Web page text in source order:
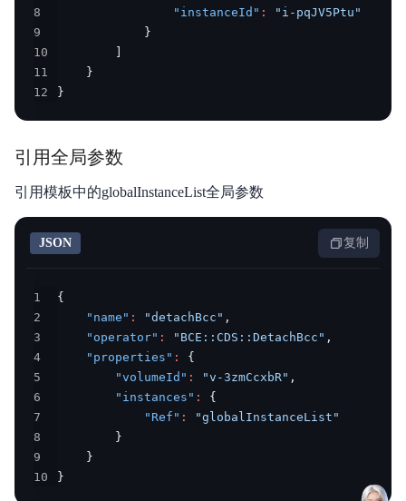
8
"instanceId" :
"i-pqJV5Ptu"
9
}
10
]
11
}
12
}
引用全局参数
引用模板中的globalInstanceList全局参数
JSON 复制
1
{
2
"name" : "detachBcc" ,
3
"operator" : "BCE::CDS::DetachBcc" ,
4
"properties" :
{
5
"volumeId" : "v-3zmCcxbR" ,
6
"instances" :
{
7
"Ref" :
"globalInstanceList"
8
}
9
}
10
}